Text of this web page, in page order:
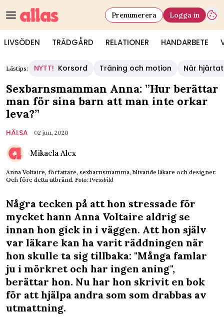
LIVSÖDEN TRÄDGÅRD RELATIONER HANDARBETE
Prenumerera Logga in
Lästips: NYTT! Korsord Träning och motion När
Sexbarnsmamman Anna: ”Hur berättar
man för sina barn att man inte orkar
leva?”
HÄLSA 02 jun, 2020
Mikaela Alex
Anna Voltaire, författare, sexbarnsmamma, blivande läkare och designer.
Och före detta utbränd. Foto: Pressbild
Några tecken på att hon stressade för
mycket hann Anna Voltaire aldrig se
innan hon gick in i väggen. Att hon själv
var läkare kan ha varit räddningen när
hon skulle ta sig tillbaka: "Många famlar
ju i mörkret och har ingen aning",
berättar hon. Nu har hon skrivit en bok
för att hjälpa andra som som drabbas av
utmattning.